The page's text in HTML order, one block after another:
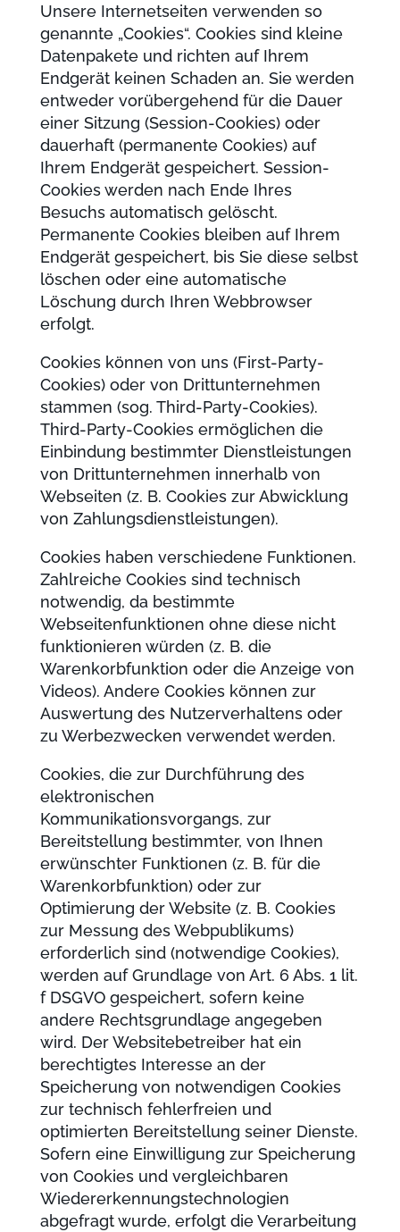
Unsere Internetseiten verwenden so
genannte „Cookies“. Cookies sind kleine
Datenpakete und richten auf Ihrem
Endgerät keinen Schaden an. Sie werden
entweder vorübergehend für die Dauer
einer Sitzung (Session-Cookies) oder
dauerhaft (permanente Cookies) auf
Ihrem Endgerät gespeichert. Session-
Cookies werden nach Ende Ihres
Besuchs automatisch gelöscht.
Permanente Cookies bleiben auf Ihrem
Endgerät gespeichert, bis Sie diese selbst
löschen oder eine automatische
Löschung durch Ihren Webbrowser
erfolgt.
Cookies können von uns (First-Party-
Cookies) oder von Drittunternehmen
stammen (sog. Third-Party-Cookies).
Third-Party-Cookies ermöglichen die
Einbindung bestimmter Dienstleistungen
von Drittunternehmen innerhalb von
Webseiten (z. B. Cookies zur Abwicklung
von Zahlungsdienstleistungen).
Cookies haben verschiedene Funktionen.
Zahlreiche Cookies sind technisch
notwendig, da bestimmte
Webseitenfunktionen ohne diese nicht
funktionieren würden (z. B. die
Warenkorbfunktion oder die Anzeige von
Videos). Andere Cookies können zur
Auswertung des Nutzerverhaltens oder
zu Werbezwecken verwendet werden.
Cookies, die zur Durchführung des
elektronischen
Kommunikationsvorgangs, zur
Bereitstellung bestimmter, von Ihnen
erwünschter Funktionen (z. B. für die
Warenkorbfunktion) oder zur
Optimierung der Website (z. B. Cookies
zur Messung des Webpublikums)
erforderlich sind (notwendige Cookies),
werden auf Grundlage von Art. 6 Abs. 1 lit.
f DSGVO gespeichert, sofern keine
andere Rechtsgrundlage angegeben
wird. Der Websitebetreiber hat ein
berechtigtes Interesse an der
Speicherung von notwendigen Cookies
zur technisch fehlerfreien und
optimierten Bereitstellung seiner Dienste.
Sofern eine Einwilligung zur Speicherung
von Cookies und vergleichbaren
Wiedererkennungstechnologien
abgefragt wurde, erfolgt die Verarbeitung